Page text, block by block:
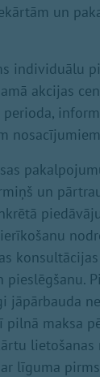
un
individuālu
akcijas
perioda,
un
pieslēgšanu.
jāpārbauda
pilnā maksa
lietošanas
līguma